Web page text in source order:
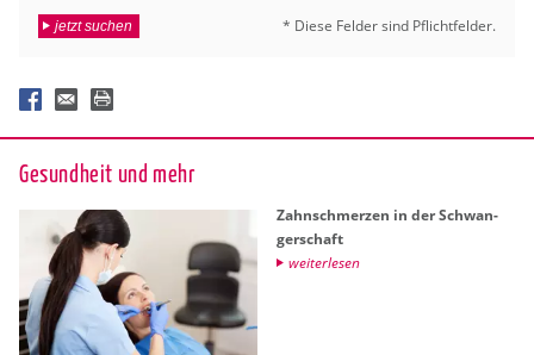
jetzt suchen * Diese Fel­der sind Pflicht­fel­der.
Ge­sund­heit und mehr
Zahn­schmer­zen in der Schwan­
ger­schaft
wei­ter­le­sen